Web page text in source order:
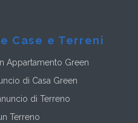
Case e Terreni
Appartamento Green
di Casa Green
di Terreno
Terreno